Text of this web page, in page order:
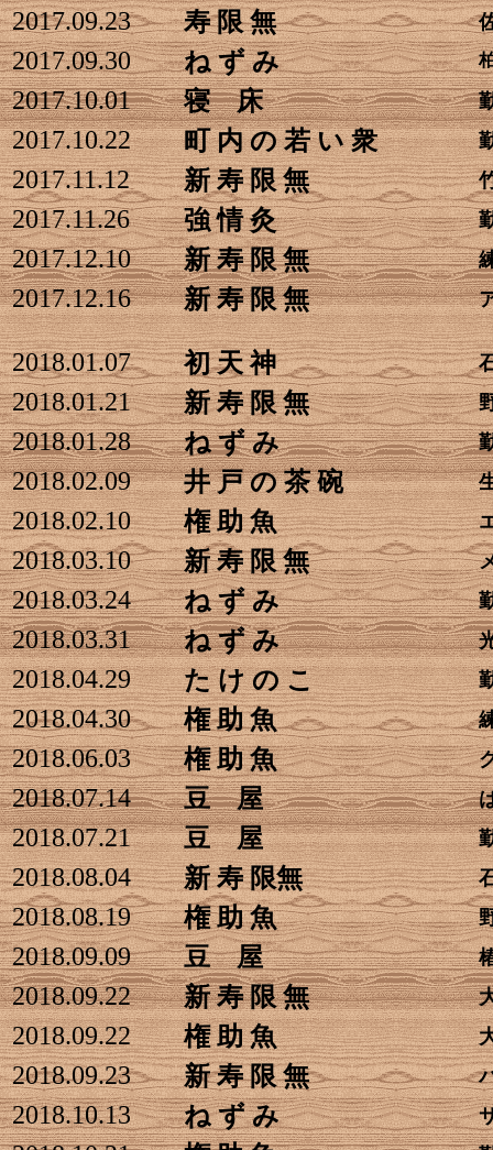
2017.09.23 寿 限 無
2017.09.30 ね ず み
2017.10.01 寝 床
2017.10.22 町 内 の 若 い 衆
2017.11.12 新 寿 限 無
2017.11.26 強 情 灸
2017.12.10 新 寿 限 無
2017.12.16 新 寿 限 無
2018.01.07 初 天 神
2018.01.21 新 寿 限 無
2018.01.28 ね ず み
2018.02.09 井 戸 の 茶 碗
2018.02.10 権 助 魚
2018.03.10 新 寿 限 無
2018.03.24 ね ず み
2018.03.31 ね ず み
2018.04.29 た け の こ
2018.04.30 権 助 魚
2018.06.03 権 助 魚
2018.07.14 豆 屋
2018.07.21 豆 屋
2018.08.04 新 寿 限無
2018.08.19 権 助 魚
2018.09.09 豆 屋
2018.09.22 新 寿 限 無
2018.09.22 権 助 魚
2018.09.23 新 寿 限 無
2018.10.13 ね ず み